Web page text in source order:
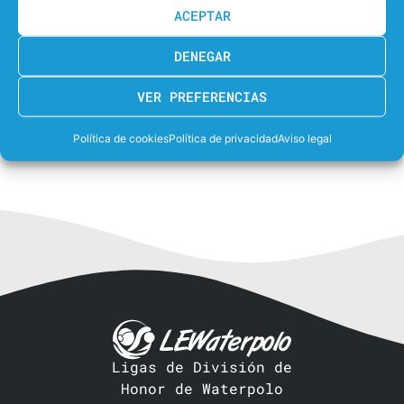
ACEPTAR
DENEGAR
VER PREFERENCIAS
Política de cookiesPolítica de privacidadAviso legal
Ligas de División de
Honor de Waterpolo